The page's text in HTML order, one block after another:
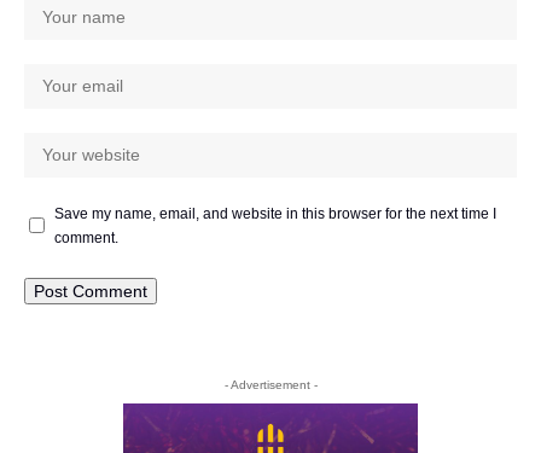
Save my name, email, and website in this browser for the next time I
comment.
- Advertisement -